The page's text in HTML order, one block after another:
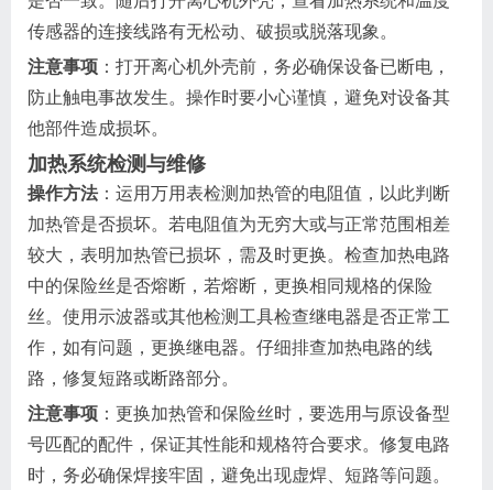
传感器的连接线路有无松动、破损或脱落现象。
注意事项 ：打开离心机外壳前，务必确保设备已断电，
防止触电事故发生。操作时要小心谨慎，避免对设备其
他部件造成损坏。
加热系统检测与维修
操作方法：运用万用表检测加热管的电阻值，以此判断
加热管是否损坏。若电阻值为无穷大或与正常范围相差
较大，表明加热管已损坏，需及时更换。检查加热电路
中的保险丝是否熔断，若熔断，更换相同规格的保险
丝。使用示波器或其他检测工具检查继电器是否正常工
作，如有问题，更换继电器。仔细排查加热电路的线
路，修复短路或断路部分。
注意事项 ：更换加热管和保险丝时，要选用与原设备型
号匹配的配件，保证其性能和规格符合要求。修复电路
时，务必确保焊接牢固，避免出现虚焊、短路等问题。